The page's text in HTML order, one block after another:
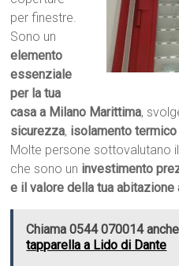
per finestre.
Sono un
elemento
essenziale
per la tua
casa a Milano Marittima,
sicurezza, isolamento
Molte persone sottovalutano
che sono un investimento
e il valore della tua abitazione
Chiama 0544 070014
tapparella a Lido di Dante